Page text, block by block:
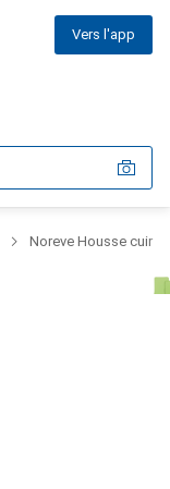
Vers l'app
Noreve Housse cuir